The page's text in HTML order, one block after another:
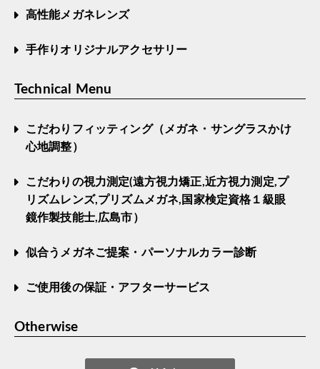
高性能メガネレンズ
手作りオリジナルアクセサリー
Technical Menu
こだわりフィッティング（メガネ・サングラスかけ
心地調整）
こだわりの視力測定(遠方視力矯正,近方視力測定,プ
リズムレンズ,プリズムメガネ,国家検定資格１級眼
鏡作製技能士,広島市）
似合うメガネご提案・パーソナルカラー診断
ご使用後の保証・アフターサービス
Otherwise